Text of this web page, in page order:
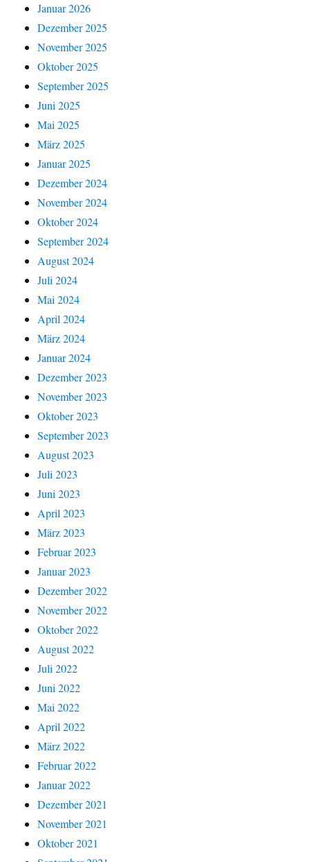
Januar 2026
Dezember 2025
November 2025
Oktober 2025
September 2025
Juni 2025
Mai 2025
März 2025
Januar 2025
Dezember 2024
November 2024
Oktober 2024
September 2024
August 2024
Juli 2024
Mai 2024
April 2024
März 2024
Januar 2024
Dezember 2023
November 2023
Oktober 2023
September 2023
August 2023
Juli 2023
Juni 2023
April 2023
März 2023
Februar 2023
Januar 2023
Dezember 2022
November 2022
Oktober 2022
August 2022
Juli 2022
Juni 2022
Mai 2022
April 2022
März 2022
Februar 2022
Januar 2022
Dezember 2021
November 2021
Oktober 2021